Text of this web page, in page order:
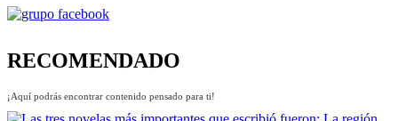
RECOMENDADO
¡Aquí podrás encontrar contenido pensado para ti!